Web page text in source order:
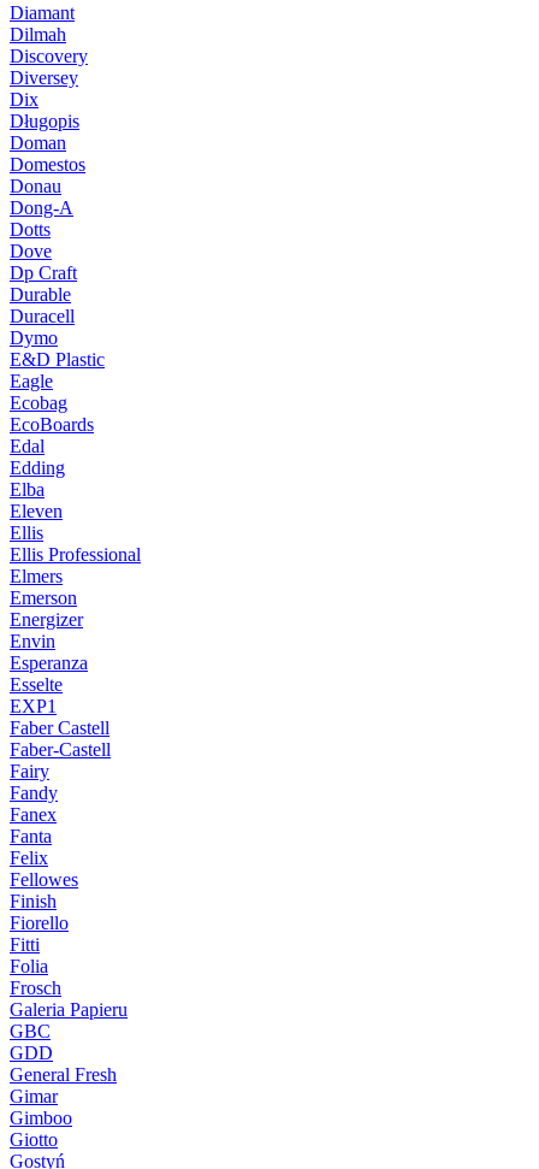
Diamant
Dilmah
Discovery
Diversey
Dix
Długopis
Doman
Domestos
Donau
Dong-A
Dotts
Dove
Dp Craft
Durable
Duracell
Dymo
E&D Plastic
Eagle
Ecobag
EcoBoards
Edal
Edding
Elba
Eleven
Ellis
Ellis Professional
Elmers
Emerson
Energizer
Envin
Esperanza
Esselte
EXP1
Faber Castell
Faber-Castell
Fairy
Fandy
Fanex
Fanta
Felix
Fellowes
Finish
Fiorello
Fitti
Folia
Frosch
Galeria Papieru
GBC
GDD
General Fresh
Gimar
Gimboo
Giotto
Gostyń